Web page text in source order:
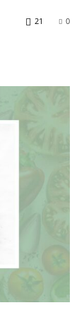
0
21